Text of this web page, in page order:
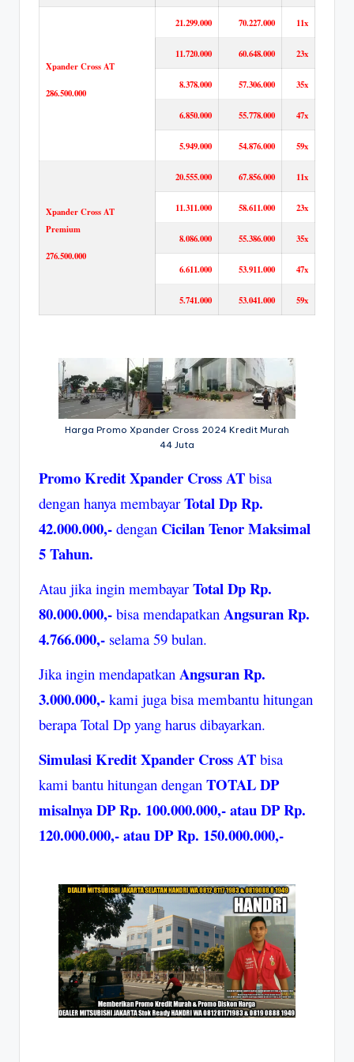
Xpander Cross AT
286.500.000
21.299.000 70.227.000 11x
11.720.000 60.648.000 23x
8.378.000 57.306.000 35x
6.850.000 55.778.000 47x
5.949.000 54.876.000 59x
Xpander Cross AT
Premium
276.500.000
20.555.000 67.856.000 11x
11.311.000 58.611.000 23x
8.086.000 55.386.000 35x
6.611.000 53.911.000 47x
5.741.000 53.041.000 59x
Harga Promo Xpander Cross 2024 Kredit Murah
44 Juta
Promo Kredit Xpander Cross AT bisa
dengan hanya membayar Total Dp Rp.
42.000.000,- dengan Cicilan Tenor Maksimal
5 Tahun.
Atau jika ingin membayar Total Dp Rp.
80.000.000,- bisa mendapatkan Angsuran Rp.
4.766.000,- selama 59 bulan.
Jika ingin mendapatkan Angsuran Rp.
3.000.000,- kami juga bisa membantu hitungan
berapa Total Dp yang harus dibayarkan.
Simulasi Kredit Xpander Cross AT bisa
kami bantu hitungan dengan TOTAL DP
misalnya DP Rp. 100.000.000,- atau DP Rp.
120.000.000,- atau DP Rp. 150.000.000,-